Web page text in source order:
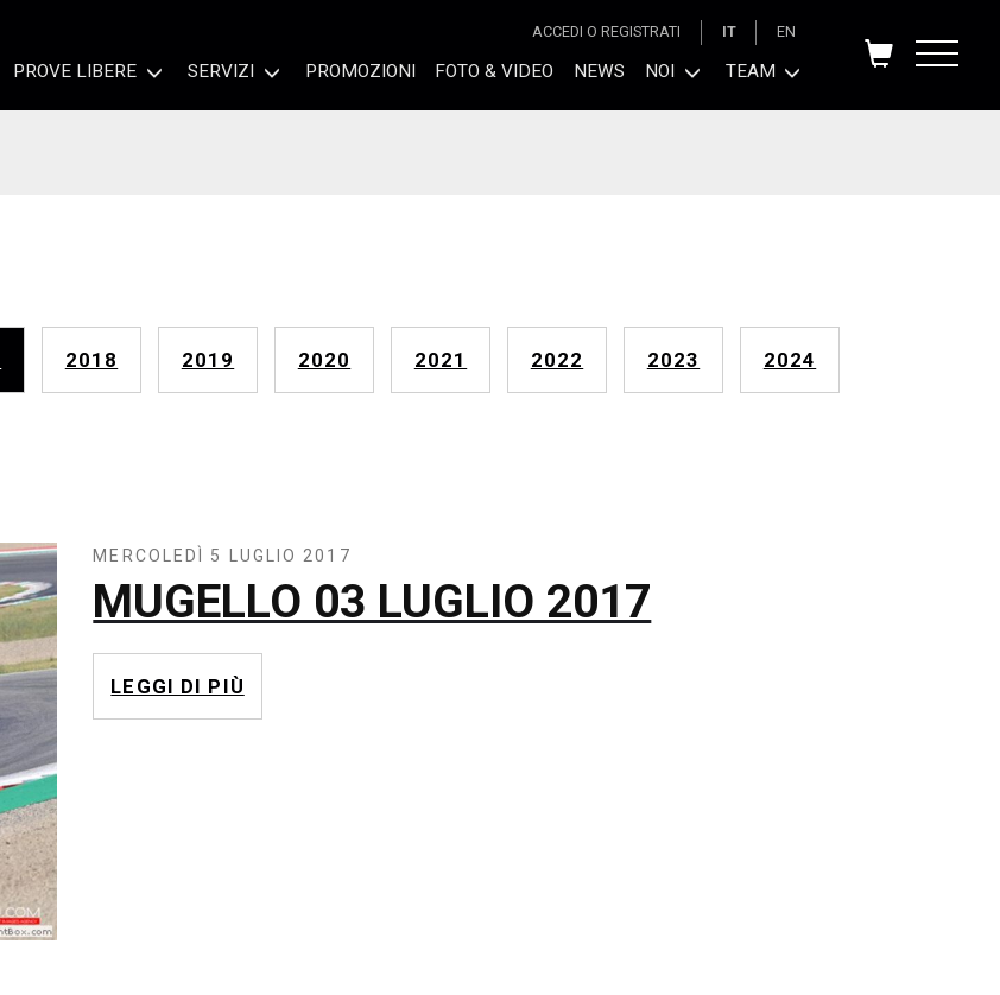
ACCEDI O REGISTRATI IT EN
PROVE LIBERE SERVIZI PROMOZIONI FOTO & VIDEO NEWS NOI TEAM
2018 2019 2020 2021 2022 2023 2024
MERCOLEDÌ 5 LUGLIO 2017
MUGELLO 03 LUGLIO 2017
LEGGI DI PIÙ